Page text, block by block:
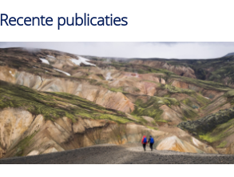
Recente publicaties